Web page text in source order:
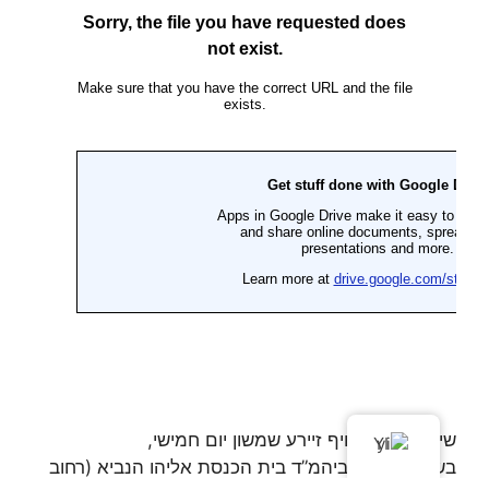
שיעורי תורה אויף זיירע שמשון יום חמישי,
בשידור ישיר מביהמ”ד בית הכנסת אליהו הנביא (רחוב
YI